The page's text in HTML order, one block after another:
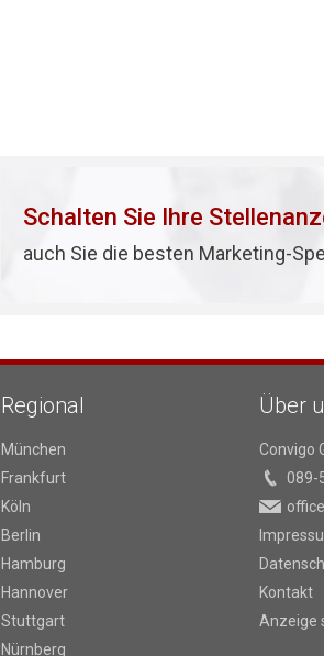
Schalten Sie Ihre
auch Sie die besten Marketing-
Regional
München
Frankfurt
Köln
Berlin
Hamburg
Hannover
Stuttgart
Nürnberg
Über
Convigo
089-
Kontakt
Anzeige